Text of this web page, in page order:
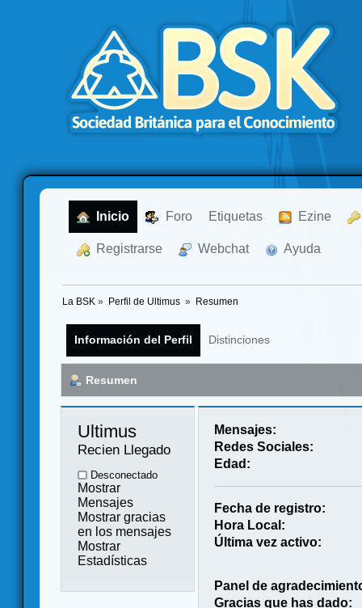
Inicio Foro Etiquetas Ezine
Registrarse Webchat Ayuda
La BSK » Perfil de Ultimus » Resumen
Información del Perfil Distinciones
Resumen
Ultimus
Recien Llegado
Desconectado
Mostrar
Mensajes
Mostrar gracias
en los mensajes
Mostrar
Estadísticas
Mensajes:
Redes Sociales:
Edad:
Fecha de registro:
Hora Local:
Última vez activo:
Panel de
Gracias que has dado: